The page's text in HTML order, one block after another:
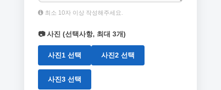
최소 10자 이상 작성해주세요.
📷 사진 (선택사항, 최대 3개)
사진1 선택 사진2 선택
사진3 선택